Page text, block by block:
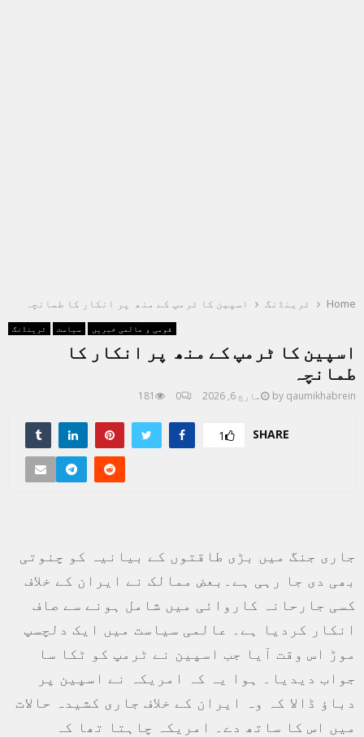
Home ٹرینڈنگ اسپین کا ٹرمپ کے منھ پر انکار کا طمانچہ
ٹرینڈنگ سیاست قومی و عالمی خبریں
اسپین کا ٹرمپ کے منھ پر انکار کا
طمانچہ
by qaumikhabrein مارچ 6, 2026 0
181
SHARE
1
جاری جنگ میں بڑی طاقتوں کے بیانیہ کو چنوتی
بھی دی جا رہی ہے۔بعض ممالک نے ایران کے خلاف
کسی جارحانہ کاروائی میں شامل ہونے سے صاف
انکار کردیا ہے۔ عالمی سیاست میں ایک دلچسپ
موڑ اس وقت آیا جب اسپین نے ٹرمپ کو ٹکا سا
جواب دیدیا۔ ہوا یہ کہ امریکہ نے اسپین پر
دباؤ ڈالا کہ وہ ایران کے خلاف جاری کشیدہ حالات
میں اس کا ساتھ دے۔ امریکہ چاہتا تھا کہ